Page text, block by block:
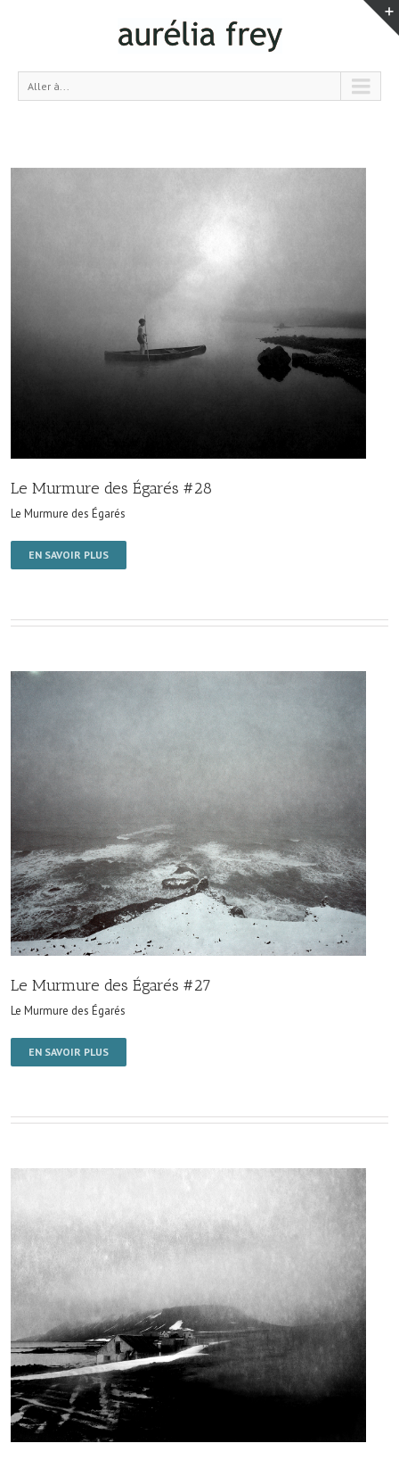
Aller à...
Le Murmure des Égarés #28
Le Murmure des Égarés
EN SAVOIR PLUS
Le Murmure des Égarés #27
Le Murmure des Égarés
EN SAVOIR PLUS